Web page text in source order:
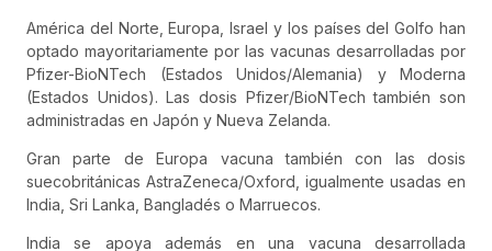
América del Norte, Europa, Israel y los países del Golfo han
optado mayoritariamente por las vacunas desarrolladas por
Pfizer-BioNTech (Estados Unidos/Alemania) y Moderna
(Estados Unidos). Las dosis Pfizer/BioNTech también son
administradas en Japón y Nueva Zelanda.
Gran parte de Europa vacuna también con las dosis
suecobritánicas AstraZeneca/Oxford, igualmente usadas en
India, Sri Lanka, Bangladés o Marruecos.
India se apoya además en una vacuna desarrollada